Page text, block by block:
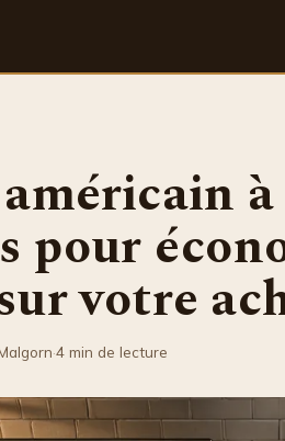
pour
votre
·4 min de lecture